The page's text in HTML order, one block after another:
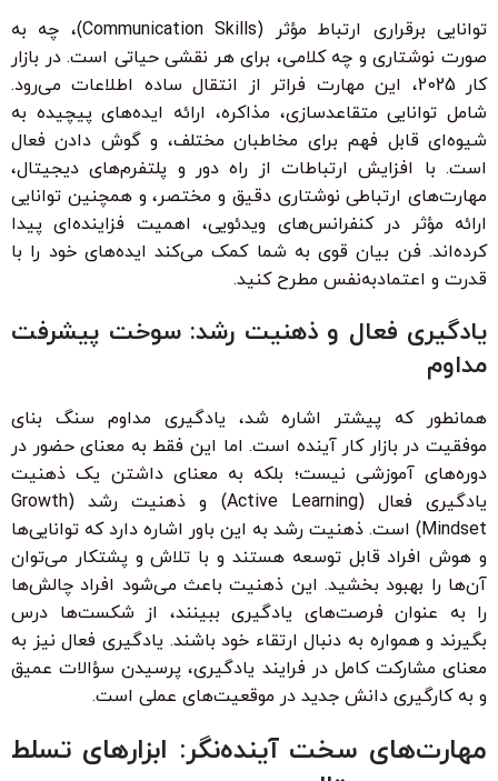
توانایی برقراری ارتباط مؤثر (Communication Skills)، چه به
صورت نوشتاری و چه کلامی، برای هر نقشی حیاتی است. در بازار
کار 2025، این مهارت فراتر از انتقال ساده اطلاعات می‌رود.
شامل توانایی متقاعدسازی، مذاکره، ارائه ایده‌های پیچیده به
شیوه‌ای قابل فهم برای مخاطبان مختلف، و گوش دادن فعال
است. با افزایش ارتباطات از راه دور و پلتفرم‌های دیجیتال،
مهارت‌های ارتباطی نوشتاری دقیق و مختصر، و همچنین توانایی
ارائه مؤثر در کنفرانس‌های ویدئویی، اهمیت فزاینده‌ای پیدا
کرده‌اند. فن بیان قوی به شما کمک می‌کند ایده‌های خود را با
قدرت و اعتمادبه‌نفس مطرح کنید.
یادگیری فعال و ذهنیت رشد: سوخت پیشرفت
مداوم
همانطور که پیشتر اشاره شد، یادگیری مداوم سنگ بنای
موفقیت در بازار کار آینده است. اما این فقط به معنای حضور در
دوره‌های آموزشی نیست؛ بلکه به معنای داشتن یک ذهنیت
یادگیری فعال (Active Learning) و ذهنیت رشد (Growth
Mindset) است. ذهنیت رشد به این باور اشاره دارد که توانایی‌ها
و هوش افراد قابل توسعه هستند و با تلاش و پشتکار می‌توان
آن‌ها را بهبود بخشید. این ذهنیت باعث می‌شود افراد چالش‌ها
را به عنوان فرصت‌های یادگیری ببینند، از شکست‌ها درس
بگیرند و همواره به دنبال ارتقاء خود باشند. یادگیری فعال نیز به
معنای مشارکت کامل در فرایند یادگیری، پرسیدن سؤالات عمیق
و به کارگیری دانش جدید در موقعیت‌های عملی است.
مهارت‌های سخت آینده‌نگر: ابزارهای تسلط